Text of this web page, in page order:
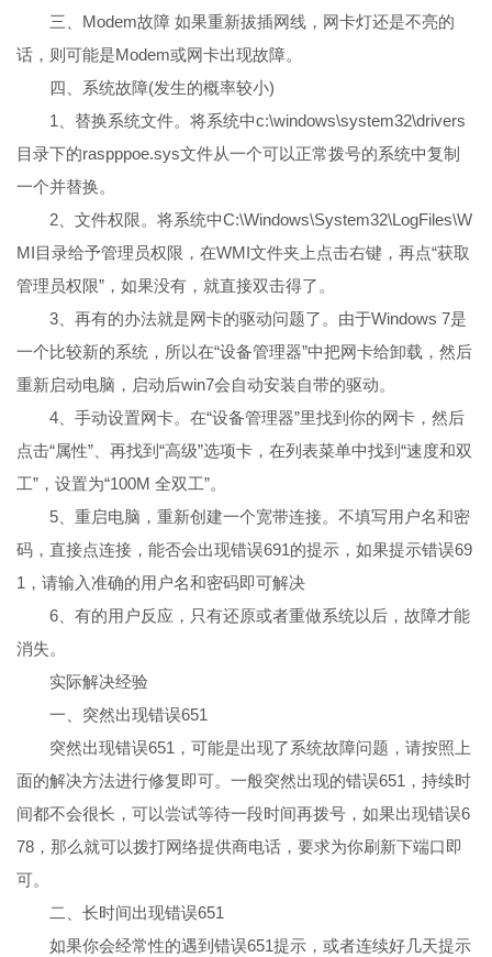
三、Modem故障 如果重新拔插网线，网卡灯还是不亮的
话，则可能是Modem或网卡出现故障。
四、系统故障(发生的概率较小)
1、替换系统文件。将系统中c:\windows\system32\drivers
目录下的raspppoe.sys文件从一个可以正常拨号的系统中复制
一个并替换。
2、文件权限。将系统中C:\Windows\System32\LogFiles\W
MI目录给予管理员权限，在WMI文件夹上点击右键，再点“获取
管理员权限”，如果没有，就直接双击得了。
3、再有的办法就是网卡的驱动问题了。由于Windows 7是
一个比较新的系统，所以在“设备管理器”中把网卡给卸载，然后
重新启动电脑，启动后win7会自动安装自带的驱动。
4、手动设置网卡。在“设备管理器”里找到你的网卡，然后
点击“属性”、再找到“高级”选项卡，在列表菜单中找到“速度和双
工”，设置为“100M 全双工”。
5、重启电脑，重新创建一个宽带连接。不填写用户名和密
码，直接点连接，能否会出现错误691的提示，如果提示错误69
1，请输入准确的用户名和密码即可解决
6、有的用户反应，只有还原或者重做系统以后，故障才能
消失。
实际解决经验
一、突然出现错误651
突然出现错误651，可能是出现了系统故障问题，请按照上
面的解决方法进行修复即可。一般突然出现的错误651，持续时
间都不会很长，可以尝试等待一段时间再拨号，如果出现错误6
78，那么就可以拨打网络提供商电话，要求为你刷新下端口即
可。
二、长时间出现错误651
如果你会经常性的遇到错误651提示，或者连续好几天提示